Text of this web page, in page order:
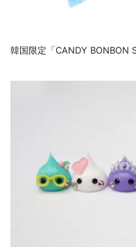
韓国限定「CANDY BONBON